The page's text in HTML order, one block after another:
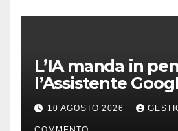
L’IA manda in
l’Assistente
da Gemini dal 4
10 AGOSTO 2026